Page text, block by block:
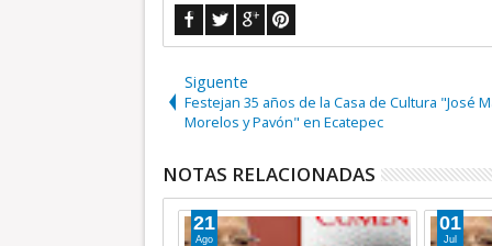
Siguente
Festejan 35 años de la Casa de Cultura "José
Morelos y Pavón" en Ecatepec
NOTAS RELACIONADAS
02
Ene
01
Sep